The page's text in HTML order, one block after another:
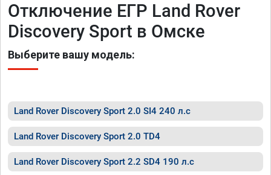
Отключение ЕГР Land Rover
Discovery Sport в Омске
Выберите вашу модель:
Land Rover Discovery Sport 2.0 SI4 240 л.с
Land Rover Discovery Sport 2.0 TD4
Land Rover Discovery Sport 2.2 SD4 190 л.с